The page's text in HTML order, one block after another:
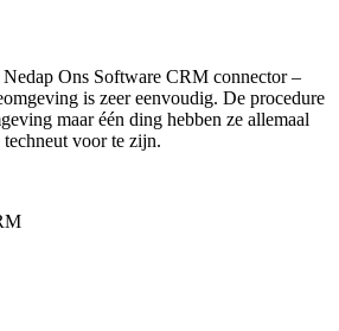
Ons Software CRM connector –
is zeer eenvoudig. De procedure
maar één ding hebben ze allemaal
techneut voor te zijn.